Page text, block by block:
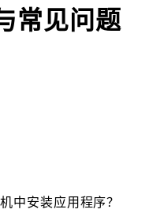
常见问题
中安装应用程序？